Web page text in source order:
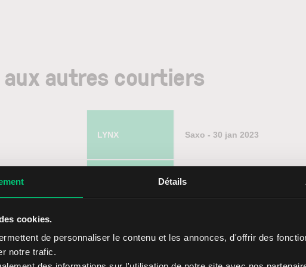
Détails
cookies.
de personnaliser le contenu et les annonces, d'offrir des
notre trafic.
aux autres courtiers
LYNX Saxo - 30 jan 2023
10,00 USD 8,00 USD